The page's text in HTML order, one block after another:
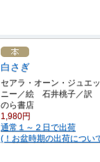
白さぎ
セアラ・オーン・ジュエ
ニー／絵 石井桃子／訳
のら書店
1,980円
通常１～２日で出荷
(！お盆時期の出荷につい